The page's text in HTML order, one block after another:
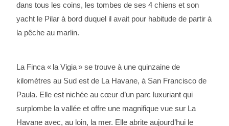
dans tous les coins, les tombes de ses 4 chiens et son
yacht le Pilar à bord duquel il avait pour habitude de partir à
la pêche au marlin.
La Finca « la Vigia » se trouve à une quinzaine de
kilomètres au Sud est de La Havane, à San Francisco de
Paula. Elle est nichée au cœur d’un parc luxuriant qui
surplombe la vallée et offre une magnifique vue sur La
Havane avec, au loin, la mer. Elle abrite aujourd’hui le